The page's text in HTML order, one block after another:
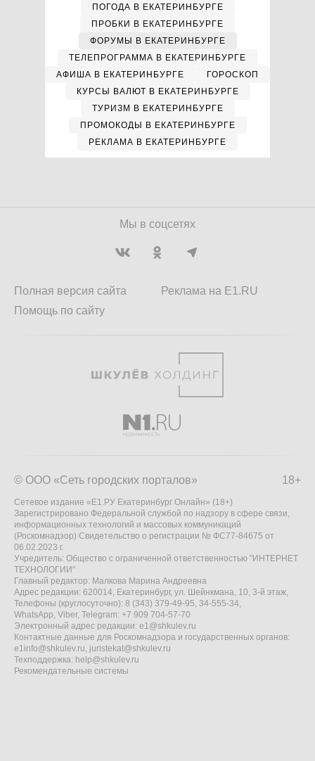
ПОГОДА В ЕКАТЕРИНБУРГЕ
ПРОБКИ В ЕКАТЕРИНБУРГЕ
ФОРУМЫ В ЕКАТЕРИНБУРГЕ
ТЕЛЕПРОГРАММА В ЕКАТЕРИНБУРГЕ
АФИША В ЕКАТЕРИНБУРГЕ
ГОРОСКОП
КУРСЫ ВАЛЮТ В ЕКАТЕРИНБУРГЕ
ТУРИЗМ В ЕКАТЕРИНБУРГЕ
ПРОМОКОДЫ В ЕКАТЕРИНБУРГЕ
РЕКЛАМА В ЕКАТЕРИНБУРГЕ
Мы в соцсетях
Полная версия сайта
Помощь по сайту
Реклама на E1.RU
18+
© ООО «Сеть городских порталов»
Сетевое издание «Е1.РУ Екатеринбург Онлайн» (18+)
Зарегистрировано Федеральной службой по надзору в сфере связи,
информационных технологий и массовых коммуникаций
(Роскомнадзор) Свидетельство о регистрации № ФС77-84675 от
06.02.2023 г.
Учредитель: Общество с ограниченной ответственностью "ИНТЕРНЕТ
ТЕХНОЛОГИИ"
Главный редактор: Малкова Марина Андреевна
Адрес редакции: 620014, Екатеринбург, ул. Шейнкмана, 10, 3-й этаж,
Телефоны (круглосуточно): 8 (343) 379-49-95, 34-555-34,
WhatsApp, Viber, Telegram: +7 909 704-57-70
Электронный адрес редакции: e1@shkulev.ru
Контактные данные для Роскомнадзора и государственных органов:
e1info@shkulev.ru, juristekat@shkulev.ru
Техподдержка: help@shkulev.ru
Рекомендательные системы